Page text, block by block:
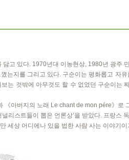
고 있다. 1970년대 이농현상, 1980년 광주
는지를 그리고 있다. 구순이는 평화롭고 자
는 것밖에 아무것도 할 수 없었던 구순이는
아버지의 노래 Le chant de mon pére》로
리스트들이 뽑은 언론상’을 받았다. 프랑스
세상 어디에나 있을 법한 사람 사는 이야기